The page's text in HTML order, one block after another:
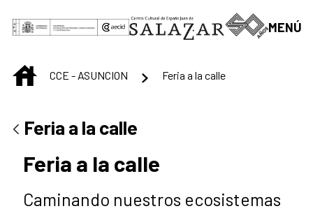
Saltar al contenido principal
MENÚ
INICIOCCE - ASUNCION Feria a la calle
Feria a la calle
Feria a la calle
Caminando nuestros ecosistemas